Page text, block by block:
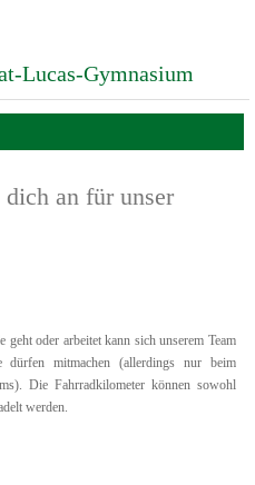
Lucas-Gymnasium
an für unser
geht oder arbeitet kann sich unserem Team
dürfen mitmachen (allerdings nur beim
Die Fahrradkilometer können sowohl
werden.